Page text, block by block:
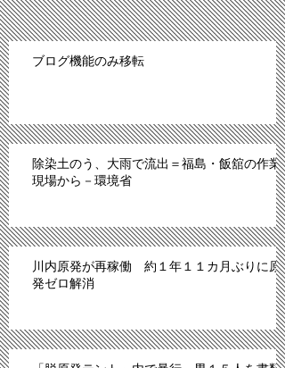
ブログ機能のみ移転
除染土のう、大雨で流出＝福島・飯舘の作業
現場から－環境省
川内原発が再稼働 約１年１１カ月ぶりに原
発ゼロ解消